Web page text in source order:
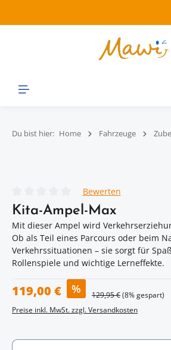
Du bist hier: Home Fahrzeuge
Durchschnittliche Bewertung von 0 von
Bewerten
Kita-Ampel-Max
Mit dieser Ampel wird
Ob als Teil eines Parcours oder beim
Verkehrssituationen – sie sorgt für
Rollenspiele und wichtige Lerneffekte.
Verkaufspreis:
119,00 € % Regulärer Preis:
129,95 €(8% gespart)
Preise inkl. MwSt. zzgl. Versandkosten
Artikel Anzahl: Gib den